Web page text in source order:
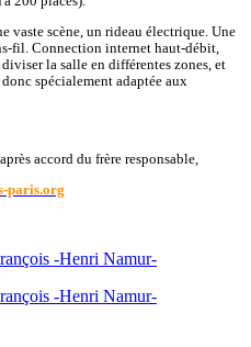
vaste scène, un rideau électrique. Une
fil. Connection internet haut-débit,
la salle en différentes zones, et
spécialement adaptée aux
accord du frère responsable,
paris.org
-Henri Namur-
-Henri Namur-